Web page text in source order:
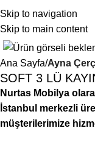
Skip to navigation
Skip to main content
Ana Sayfa Ayna
SOFT 3 LÜ
Nurtas Mobilya
İstanbul merkezli
müşterilerimize